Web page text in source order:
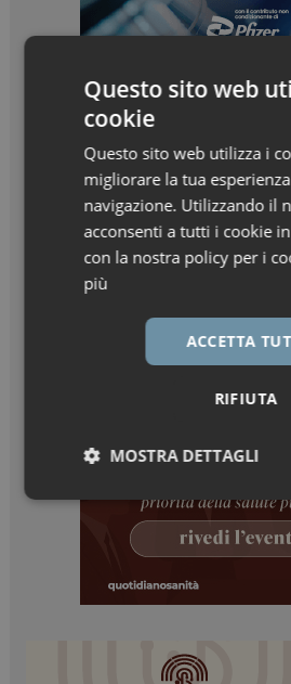
Questo sito web
cookie
Questo sito web utilizza i
migliorare la tua
navigazione. Utilizzando il
acconsenti a tutti i cookie
con la nostra policy per i
più
ACCETTA
RIFIUTA
MOSTRA DETTAGLI
Necessari
Necessari